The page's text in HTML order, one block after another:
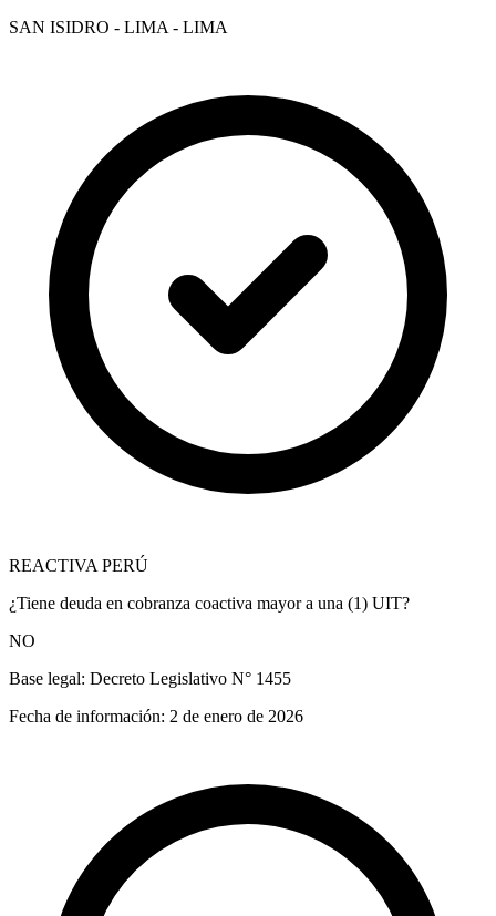
SAN ISIDRO - LIMA - LIMA
REACTIVA PERÚ
¿Tiene deuda en cobranza coactiva mayor a una (1) UIT?
NO
Base legal: Decreto Legislativo N° 1455
Fecha de información: 2 de enero de 2026